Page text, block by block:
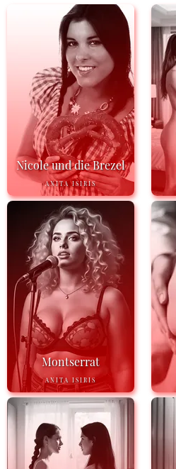
Nicole und die Brezel
ANITA ISIRIS
Montserrat
ANITA ISIRIS